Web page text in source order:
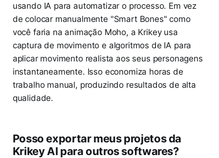
usando IA para automatizar o processo. Em vez
de colocar manualmente "Smart Bones" como
você faria na animação Moho, a Krikey usa
captura de movimento e algoritmos de IA para
aplicar movimento realista aos seus personagens
instantaneamente. Isso economiza horas de
trabalho manual, produzindo resultados de alta
qualidade.
Posso exportar meus projetos da
Krikey AI para outros softwares?